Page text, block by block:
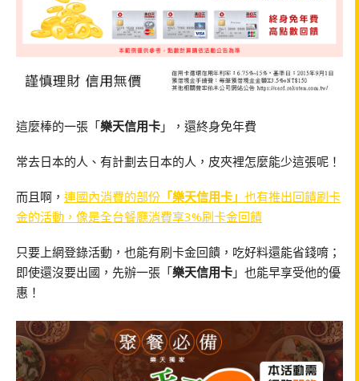
這麼棒的一張「樂天信用卡 」，還終身免年費
常去日本的人、有計劃去日本的人，皮夾裡怎麼能少這張呢！
而且啊， 連國內消費的部份 「樂天信用卡」 也有推出回饋刷卡
金的活動，像是全台餐廳消費享3%刷卡金回饋
只要上網登錄活動，也能有刷卡金回饋，吃好料還能省錢唷；
即使還沒要出國，先辦一張「樂天信用卡 」也能早享受他的優
惠！